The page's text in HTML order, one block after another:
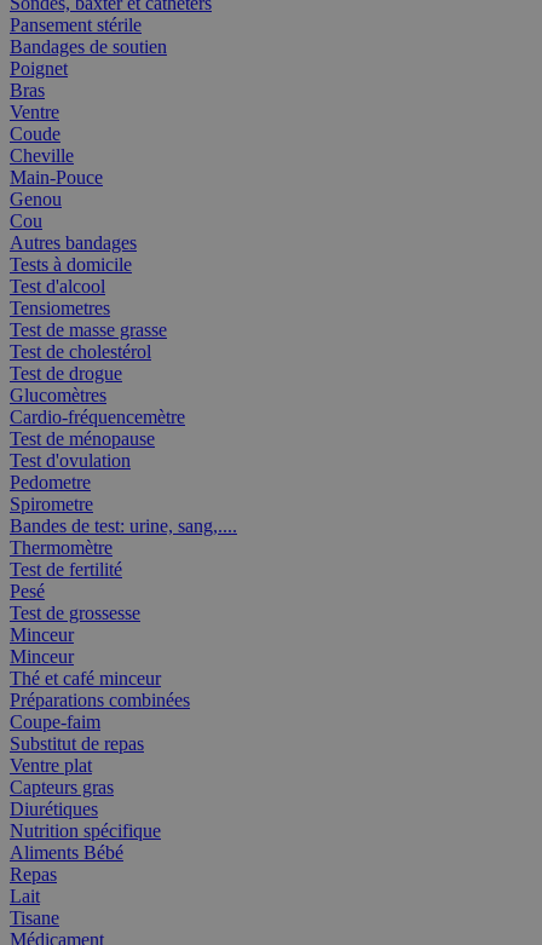
Pansement stérile
Bandages de soutien
Poignet
Bras
Ventre
Coude
Cheville
Main-Pouce
Genou
Cou
Autres bandages
Tests à domicile
Test d'alcool
Tensiometres
Test de masse grasse
Test de cholestérol
Test de drogue
Glucomètres
Cardio-fréquencemètre
Test de ménopause
Test d'ovulation
Pedometre
Spirometre
Bandes de test: urine, sang,....
Thermomètre
Test de fertilité
Pesé
Test de grossesse
Minceur
Minceur
Thé et café minceur
Préparations combinées
Coupe-faim
Substitut de repas
Ventre plat
Capteurs gras
Diurétiques
Nutrition spécifique
Aliments Bébé
Repas
Lait
Tisane
Médicament